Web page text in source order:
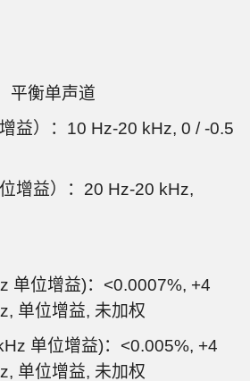
平衡单声道
益）：10 Hz-20 kHz, 0 / -0.5
增益）：20 Hz-20 kHz,
单位增益)：<0.0007%, +4
单位增益, 未加权
单位增益)：<0.005%, +4
单位增益, 未加权